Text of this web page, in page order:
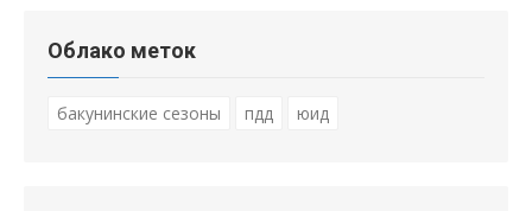
Облако меток
бакунинские сезоны пдд юид